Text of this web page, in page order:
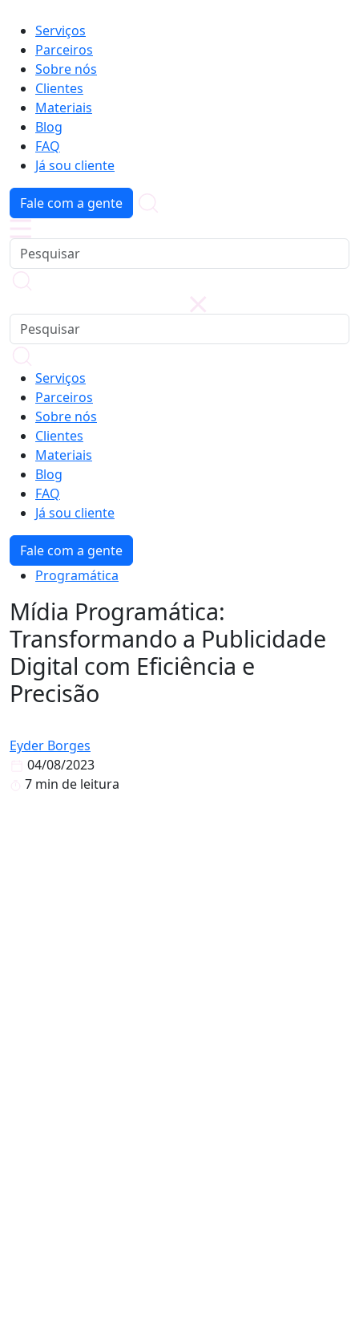
Serviços
Parceiros
Sobre nós
Clientes
Materiais
Blog
FAQ
Já sou cliente
Fale com a gente
Serviços
Parceiros
Sobre nós
Clientes
Materiais
Blog
FAQ
Já sou cliente
Fale com a gente
Programática
Mídia Programática:
Transformando a Publicidade
Digital com Eficiência e
Precisão
Eyder Borges
04/08/2023
7 min de leitura